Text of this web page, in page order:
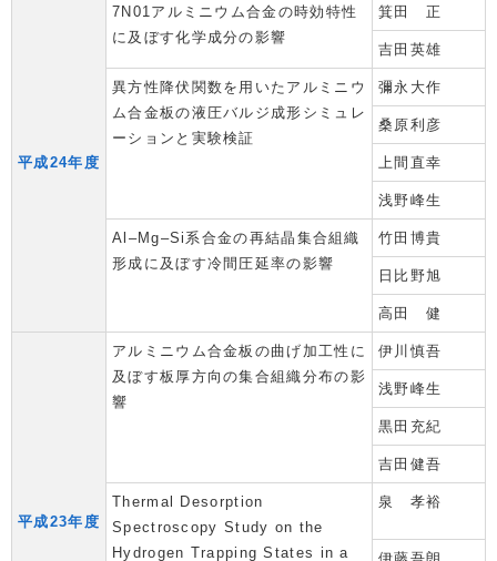
平成24年度
7N01アルミニウム合金の時効特性
に及ぼす化学成分の影響
箕田 正
吉田英雄
異方性降伏関数を用いたアルミニウ
ム合金板の液圧バルジ成形シミュレ
ーションと実験検証
彌永大作
桑原利彦
上間直幸
浅野峰生
Al–Mg–Si系合金の再結晶集合組織
形成に及ぼす冷間圧延率の影響
竹田博貴
日比野旭
高田 健
平成23年度
アルミニウム合金板の曲げ加工性に
及ぼす板厚方向の集合組織分布の影
響
伊川慎吾
浅野峰生
黒田充紀
吉田健吾
Thermal Desorption
Spectroscopy Study on the
Hydrogen Trapping States in a
泉 孝裕